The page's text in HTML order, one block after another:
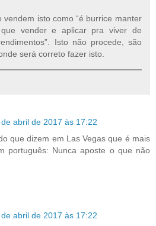
vendem isto como “é burrice manter
vender e aplicar pra viver de
Isto não procede, são
será correto fazer isto.
abril de 2017 às 17:22
que dizem em Las Vegas que é mais
português: Nunca aposte o que não
abril de 2017 às 17:22